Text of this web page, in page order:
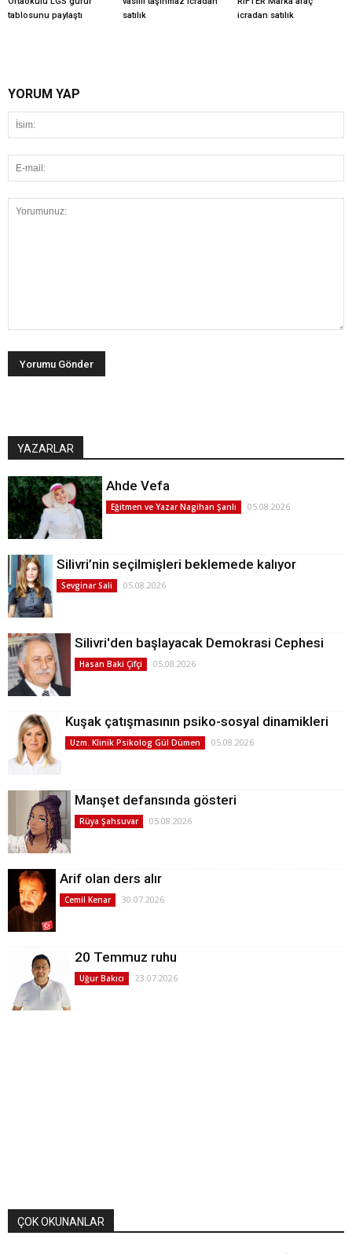
tablosunu paylaştı
satılık
icradan satılık
YORUM YAP
YAZARLAR
Ahde Vefa
Eğitmen ve Yazar Nagihan Şanlı 05.08.2026
Silivri’nin seçilmişleri beklemede kalıyor
Sevginar Sali 05.08.2026
Silivri'den başlayacak Demokrasi Cephesi
Hasan Baki Çifçi 05.08.2026
Kuşak çatışmasının psiko-sosyal dinamikleri
Uzm. Klinik Psikolog Gül Dümen 05.08.2026
Manşet defansında gösteri
Rüya Şahsuvar 05.08.2026
Arif olan ders alır
Cemil Kenar 30.07.2026
20 Temmuz ruhu
Uğur Bakıcı 23.07.2026
ÇOK OKUNANLAR